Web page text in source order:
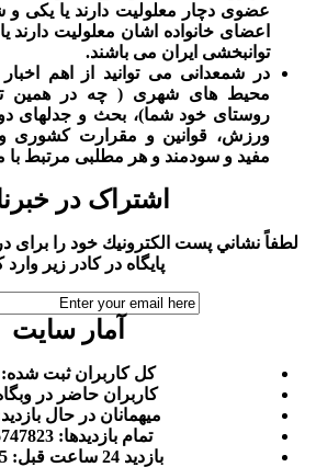
عضوی دچار معلولیت دارند یا یکی و
اعضای خانواده اشان معلولیت دارند
توانبخشی ایران می باشند.
در شمعدانی می توانید از اهم اخبار
محیط های شهری ( چه در همین
روستای خود شما)، بحث و جدلهای
ورزش، قوانین و مقرارت کشوری و
مفید و سودمند و هر مطلبی مرتبط با
اشتراک در
لطفاً نشاني پست الكترونيك خود را برای
پايگاه در كادر زير وارد
آمار سایت
كل کاربران ثبت شده: 53 کاربر
کاربران حاضر در وبگاه: 1
ميهمانان در حال بازديد: 38 کاربر
تمام بازديد‌ها: 26747823 بازدید
بازديد 24 ساعت قبل: 3105 بازدید